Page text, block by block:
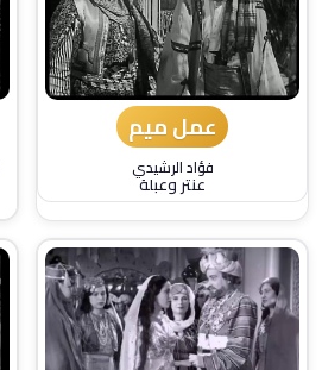
عمل ميم
فؤاد الرشيدي
عنتر وعبلة